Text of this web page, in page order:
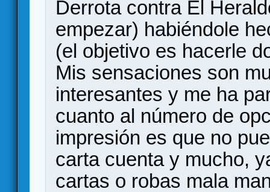
Derrota contra El
empezar) habiéndole
(el objetivo es hacerle
Mis sensaciones son
interesantes y me ha
cuanto al número de
impresión es que no
carta cuenta y mucho,
cartas o robas mala